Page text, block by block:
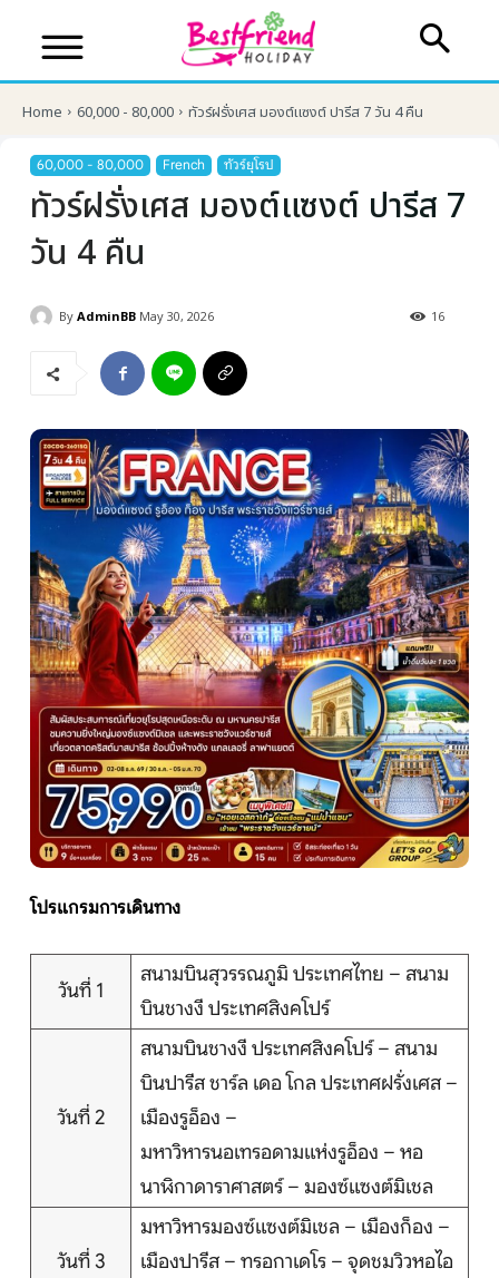
บริษัทเบสเฟรนด์ ฮอลิเดย์
เส้นทางที่ต้องการ
หน้าแรก
ทัวร์ต่างประเทศ
จัดกรุ๊ปต่างประเทศ
โปรไฟไหม้
ทัวร์ในประเทศ
บริการอื่นๆ
Search
Home 60,000 - 80,000 ทัวร์ฝรั่งเศส มองต์แซงต์ ปารีส 7 วัน 4 คืน
60,000 - 80,000 French ทัวร์ยุโรป
ทัวร์ฝรั่งเศส มองต์แซงต์ ปารีส 7
วัน 4 คืน
By AdminBB May 30, 2026 16
โปรแกรมการเดินทาง
วันที่ 1
สนามบินสุวรรณภูมิ ประเทศไทย – สนาม
บินชางงี ประเทศสิงคโปร์
วันที่ 2
สนามบินชางงี ประเทศสิงคโปร์ – สนาม
บินปารีส ชาร์ล เดอ โกล ประเทศฝรั่งเศส –
เมืองรูอ็อง –
มหาวิหารนอเทรอดามแห่งรูอ็อง – หอ
นาฬิกาดาราศาสตร์ – มองซ์แซงต์มิเชล
วันที่ 3
มหาวิหารมองซ์แซงต์มิเชล – เมืองก็อง –
เมืองปารีส – ทรอกาเดโร – จุดชมวิวหอไอ